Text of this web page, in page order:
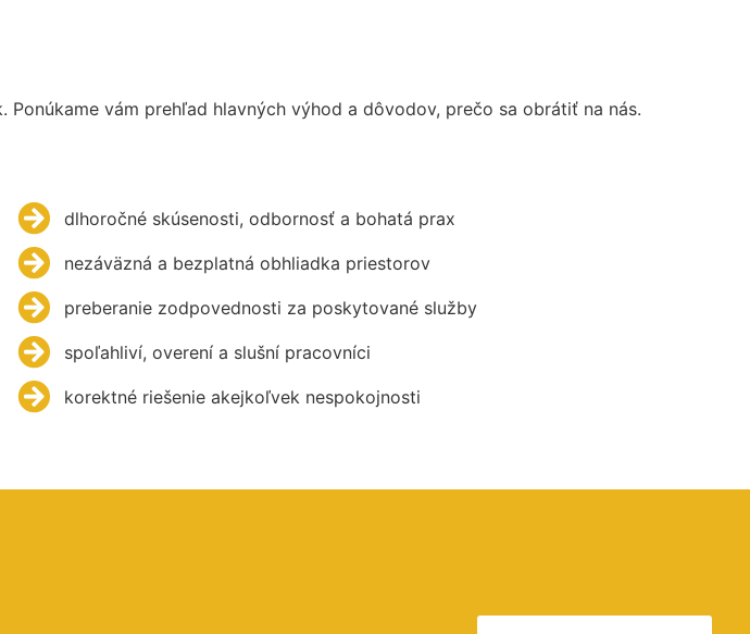
vám prehľad hlavných výhod a dôvodov, prečo sa obrátiť na nás.
dlhoročné skúsenosti, odbornosť a bohatá prax
nezáväzná a bezplatná obhliadka priestorov
preberanie zodpovednosti za poskytované služby
spoľahliví, overení a slušní pracovníci
korektné riešenie akejkoľvek nespokojnosti